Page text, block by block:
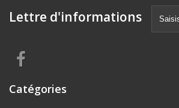
Lettre d'informations
Catégories